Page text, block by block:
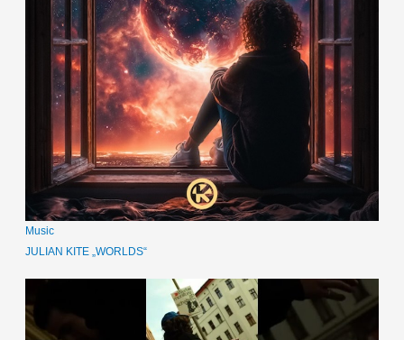
Music
JULIAN KITE „WORLDS“